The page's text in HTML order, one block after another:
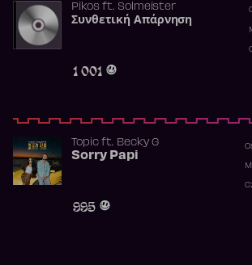
Pikosft. Solmeister
Συνθετική Απάρνηση
1 001
Topicft. Becky G
Sorry Papi
995